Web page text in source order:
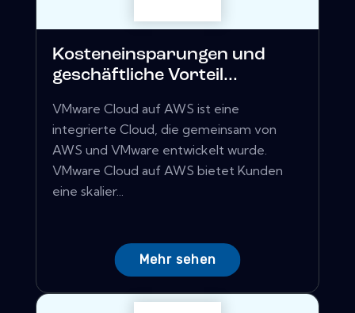
Kosteneinsparungen und
geschäftliche Vorteil...
VMware Cloud auf AWS ist eine
integrierte Cloud, die gemeinsam von
AWS und VMware entwickelt wurde.
VMware Cloud auf AWS bietet Kunden
eine skalier...
Mehr sehen